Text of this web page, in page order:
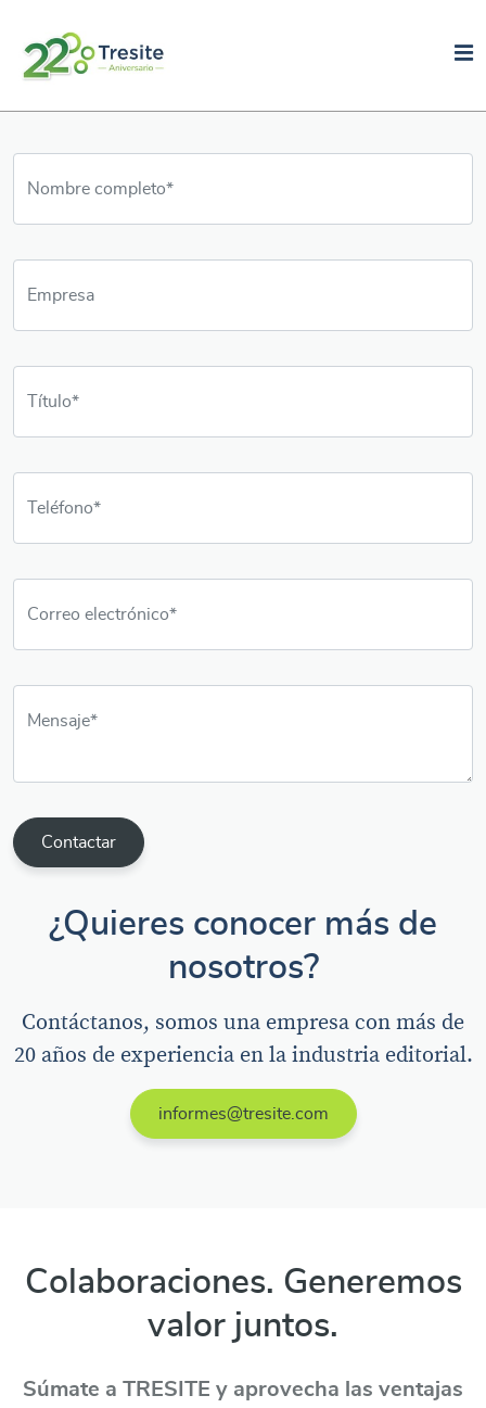
Contactar
¿Quieres conocer más de
nosotros?
Contáctanos, somos una empresa con más de
20 años de experiencia en la industria editorial.
informes@tresite.com
Colaboraciones. Generemos
valor juntos.
Súmate a TRESITE y aprovecha las ventajas